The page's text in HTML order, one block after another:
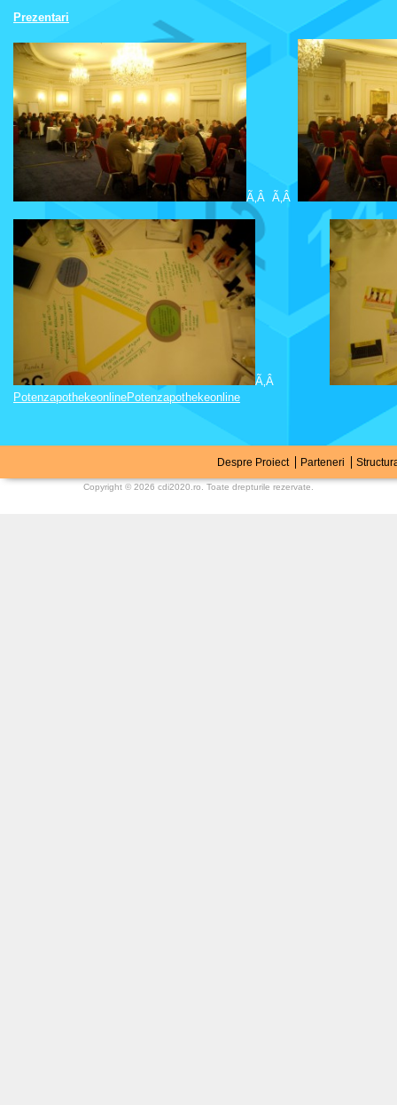
Prezentari
Ã‚Â Ã‚Â
Ã‚Â
PotenzapothekeonlinePotenzapothekeonline
Despre Proiect Parteneri
Copyright © 2026 cdi2020.ro . Toate drepturile rezervate.